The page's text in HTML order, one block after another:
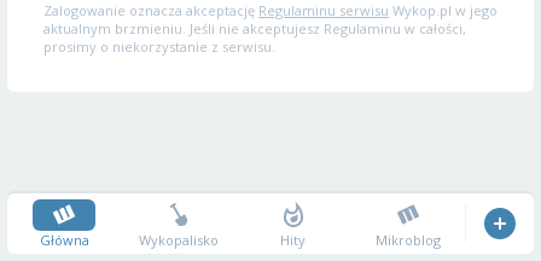
Zalogowanie oznacza akceptację Regulaminu serwisu Wykop.pl w jego
aktualnym brzmieniu. Jeśli nie akceptujesz Regulaminu w całości,
prosimy o niekorzystanie z serwisu.
Główna Wykopalisko Hity Mikroblog